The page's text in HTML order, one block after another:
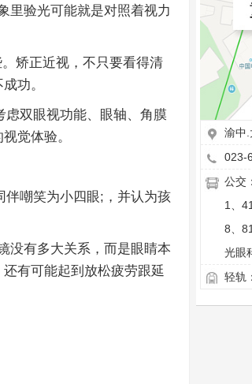
验光可能就是对照着视力
矫正近视，不只要看得清
功。
双眼视功能、眼轴、角膜
觉体验。
嘲笑为小四眼;，并认为孩
没有多大关系，而是眼睛本
有可能起到放松疲劳跟延
渝中.
023-
公交
1、
8、
光眼
轻轨